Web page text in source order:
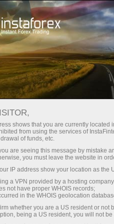
InstaForex के साथ
लीवरेज, मार्केट में
कमीशन, और स्टॉक्स व
फायदेमंद शर्तें।
छोटे
हर डिपॉजिट पर
30% बोनस
ट्रेडिंग में
और हाईवे पर गति
shows that you are currently located
from using the services of
of funds, etc.
are seeing this message by mistake
you must leave the website in
IP address show your location as the
a VPN provided by a hosting
not have proper WHOIS records;
in the WHOIS geolocation
whether you are a US resident or not
being a US resident, you will not